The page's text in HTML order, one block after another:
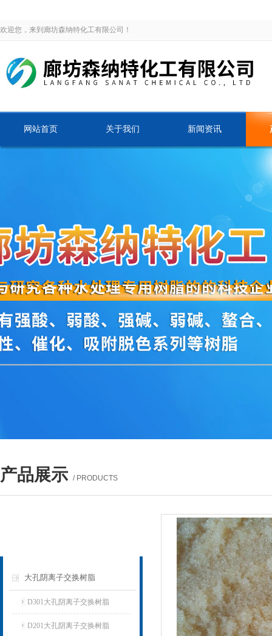
欢迎您，来到廊坊森纳特化工有限公司！
网站首页 关于我们 新闻资讯
产品展示 / PRODUCTS
大孔阴离子交换树脂
D301大孔阴离子交换树脂
D201大孔阴离子交换树脂